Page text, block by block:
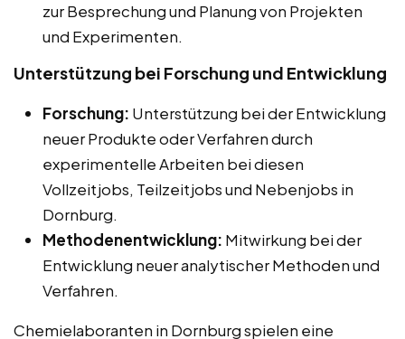
zur Besprechung und Planung von Projekten
und Experimenten.
Unterstützung bei Forschung und Entwicklung
Forschung: Unterstützung bei der Entwicklung
neuer Produkte oder Verfahren durch
experimentelle Arbeiten bei diesen
Vollzeitjobs, Teilzeitjobs und Nebenjobs in
Dornburg.
Methodenentwicklung: Mitwirkung bei der
Entwicklung neuer analytischer Methoden und
Verfahren.
Chemielaboranten in Dornburg spielen eine